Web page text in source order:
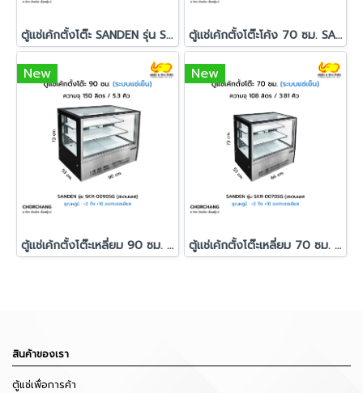
ตู้แช่เค้กตั้งโต๊ะ SANDEN รุ่น SKC-0090R ตู้แช่เค้กตั้งโต๊ะโค้ง 70 ซม. SANDEN รุ่น SKC-0070SG
New
ตู้แช่เค้กตั้งโต๊ะเหลี่ยม 90 ซม. สีดำ SANDEN รุ่น SKR-0090SG
New
ตู้แช่เค้กตั้งโต๊ะเหลี่ยม 70 ซม. สีดำ SANDEN รุ่น SKR-0070SG
สินค้าของเรา
ตู้แช่เพื่อการค้า